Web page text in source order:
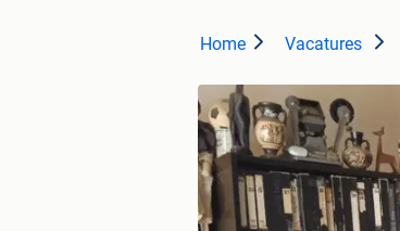
Home Vacatures